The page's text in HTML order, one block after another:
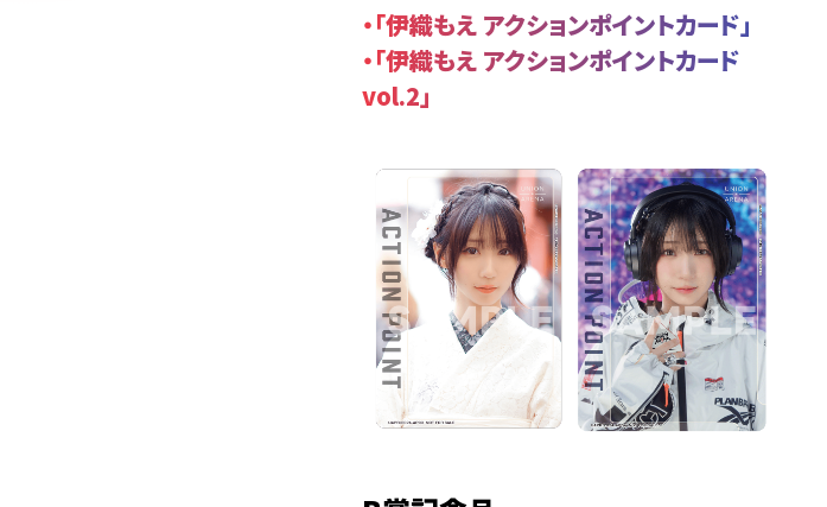
・「伊織もえ アクションポイントカード」
・「伊織もえ アクションポイントカード
vol.2」